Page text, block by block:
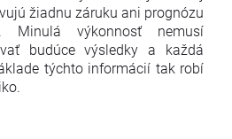
žiadnu záruku ani prognózu
Minulá výkonnosť nemusí
budúce výsledky a každá
týchto informácií tak robí